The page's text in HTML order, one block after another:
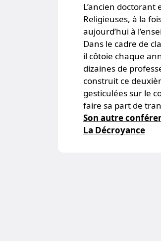
L’ancien doctorant
Religieuses, à la
aujourd’hui à
Dans le cadre de
il côtoie chaque
dizaines de
construit ce
gesticulées sur le
faire sa part de
Son autre
La Décroyance